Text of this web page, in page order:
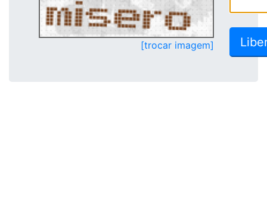
[trocar imagem]